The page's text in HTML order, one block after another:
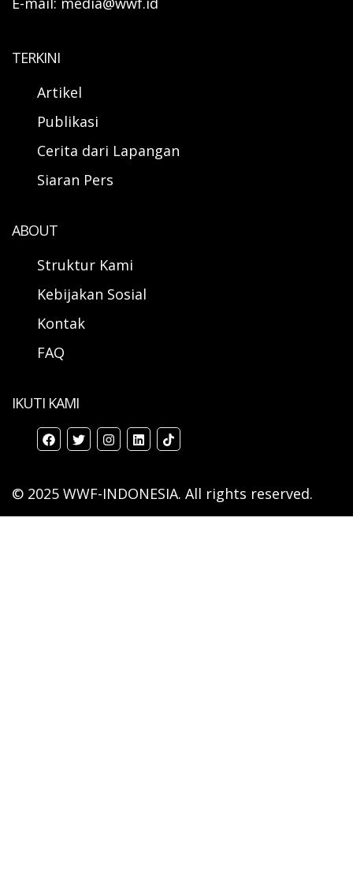
TERKINI
Artikel
Publikasi
Cerita dari Lapangan
Siaran Pers
ABOUT
Struktur Kami
Kebijakan Sosial
Kontak
FAQ
IKUTI KAMI
© 2025 WWF-INDONESIA. All rights reserved.